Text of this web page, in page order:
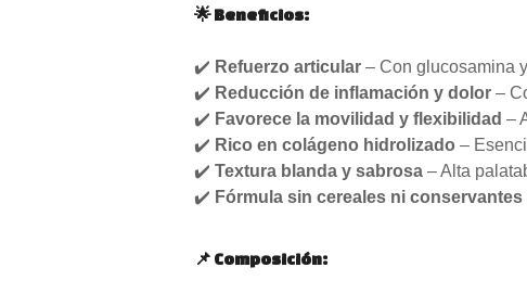
🌟 Beneficios:
✔️ Refuerzo articular– Con glucosamina
✔️ Reducción de inflamación y dolor–
✔️ Favorece la movilidad y flexibilidad –
✔️ Rico en colágeno hidrolizado –
✔️ Textura blanda y sabrosa– Alta
✔️ Fórmula sin cereales ni
📌 Composición: